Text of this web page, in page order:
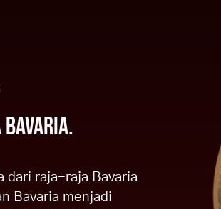
dari raja-raja Bavaria
Bavaria menjadi